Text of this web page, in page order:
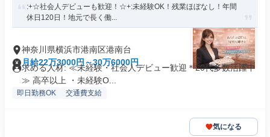
:+☆社会人デビューも歓迎！☆+:未経験OK！残業ほぼなし！年間
休日120日！地元で長く働...
神奈川県横浜市港南区港南台
月給22万3000円～30万6000円
求める人材: ≪未経験・社会人デビュー歓迎＊20代多数活躍中
≫ 高卒以上 ・未経験O...
即日勤務OK 交通費支給
気になる